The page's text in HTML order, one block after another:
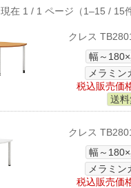
現在 1 / 1 ページ（1–15 / 15件
クレス
幅～
メラミン
税込販売価
送
クレス
幅～
メラミン
税込販売価